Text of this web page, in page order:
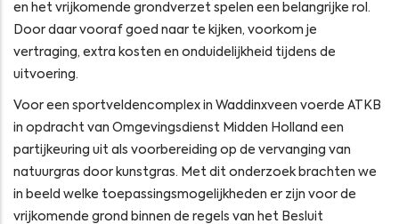
en het vrijkomende grondverzet spelen een belangrijke rol.
Door daar vooraf goed naar te kijken, voorkom je
vertraging, extra kosten en onduidelijkheid tijdens de
uitvoering.
Voor een sportveldencomplex in Waddinxveen voerde ATKB
in opdracht van Omgevingsdienst Midden Holland een
partijkeuring uit als voorbereiding op de vervanging van
natuurgras door kunstgras. Met dit onderzoek brachten we
in beeld welke toepassingsmogelijkheden er zijn voor de
vrijkomende grond binnen de regels van het Besluit